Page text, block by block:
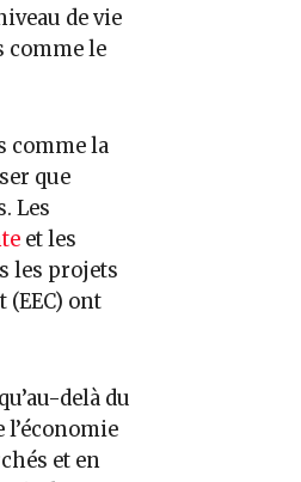
de vie
comme le
comme la
que
Les
et les
les projets
ont
delà du
et en